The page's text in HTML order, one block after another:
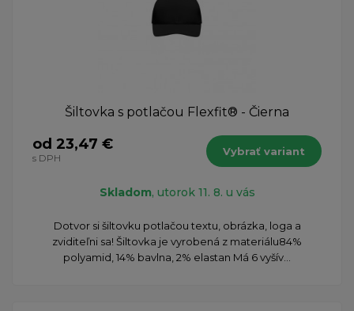
Šiltovka s potlačou Flexfit® - Čierna
od 23,47 €
s DPH
Vybrať variant
Skladom, utorok 11. 8. u vás
Dotvor si šiltovku potlačou textu, obrázka, loga a
zviditeľni sa! Šiltovka je vyrobená z materiálu84%
polyamid, 14% bavlna, 2% elastan Má 6 vyšív...